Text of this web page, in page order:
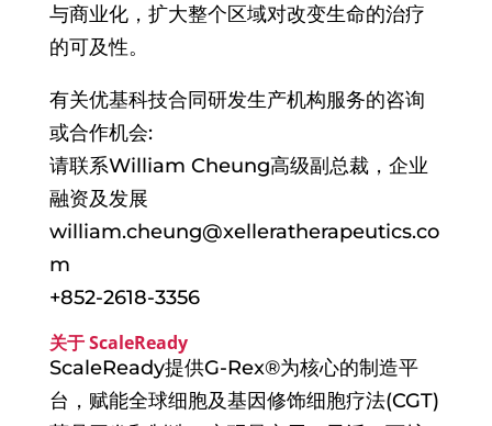
与商业化，扩大整个区域对改变生命的治疗
的可及性。
有关优基科技合同研发生产机构服务的咨询
或合作机会:
请联系William Cheung高级副总裁，企业
融资及发展
william.cheung@xelleratherapeutics.co
m
+852-2618-3356
关于 ScaleReady
ScaleReady提供G-Rex®为核心的制造平
台，赋能全球细胞及基因修饰细胞疗法(CGT)